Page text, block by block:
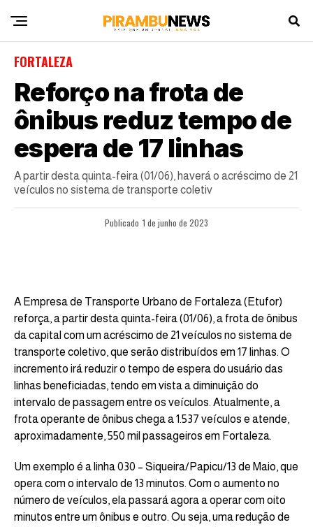
FORTALEZA
Reforço na frota de
ônibus reduz tempo de
espera de 17 linhas
A partir desta quinta-feira (01/06), haverá o acréscimo de 21
veículos no sistema de transporte coletiv
Publicado 1 de junho de 2023
A Empresa de Transporte Urbano de Fortaleza (Etufor)
reforça, a partir desta quinta-feira (01/06), a frota de ônibus
da capital com um acréscimo de 21 veículos no sistema de
transporte coletivo, que serão distribuídos em 17 linhas. O
incremento irá reduzir o tempo de espera do usuário das
linhas beneficiadas, tendo em vista a diminuição do
intervalo de passagem entre os veículos. Atualmente, a
frota operante de ônibus chega a 1.537 veículos e atende,
aproximadamente, 550 mil passageiros em Fortaleza.
Um exemplo é a linha 030 – Siqueira/Papicu/13 de Maio, que
opera com o intervalo de 13 minutos. Com o aumento no
número de veículos, ela passará agora a operar com oito
minutos entre um ônibus e outro. Ou seja, uma redução de